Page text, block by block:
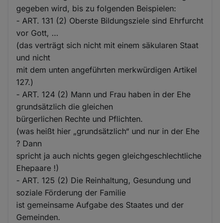
gegeben wird, bis zu folgenden Beispielen:
- ART. 131 (2) Oberste Bildungsziele sind Ehrfurcht
vor Gott, …
(das verträgt sich nicht mit einem säkularen Staat
und nicht
mit dem unten angeführten merkwürdigen Artikel
127.)
- ART. 124 (2) Mann und Frau haben in der Ehe
grundsätzlich die gleichen
bürgerlichen Rechte und Pflichten.
(was heißt hier „grundsätzlich“ und nur in der Ehe
? Dann
spricht ja auch nichts gegen gleichgeschlechtliche
Ehepaare !)
- ART. 125 (2) Die Reinhaltung, Gesundung und
soziale Förderung der Familie
ist gemeinsame Aufgabe des Staates und der
Gemeinden.